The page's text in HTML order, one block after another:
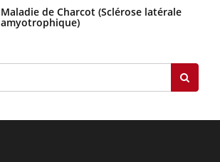
Maladie de Charcot (Sclérose latérale
amyotrophique)